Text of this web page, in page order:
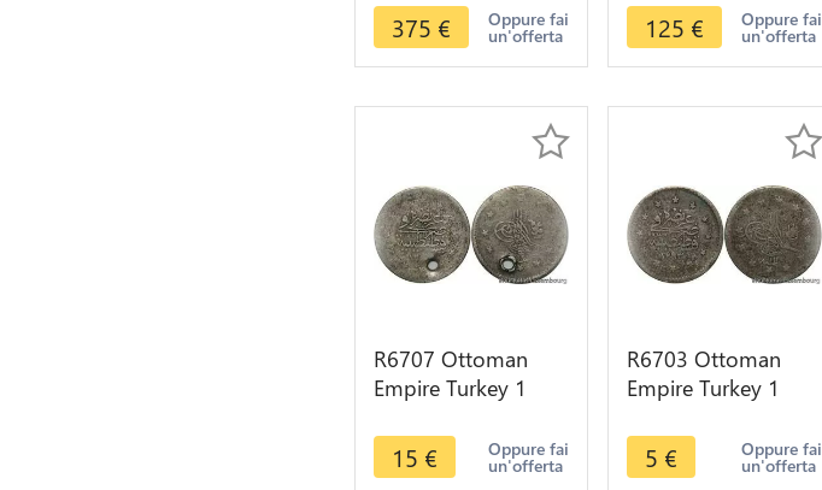
Turkish Defeat
Vienna 1664
375 € Oppure fai
un'offerta
1807
Constantinople ->
Make offer
125 € Oppure fai
un'offerta
R6707 Ottoman
Empire Turkey 1
I AH 1255 /19 1854
Silver >Offer
15 € Oppure fai
un'offerta
R6703 Ottoman
Empire Turkey 1
Hamid II AH 1293
/11 1886 Silver
5 € Oppure fai
un'offerta